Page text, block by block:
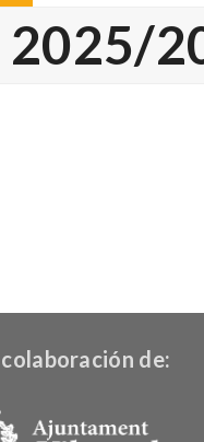
2025/
de: